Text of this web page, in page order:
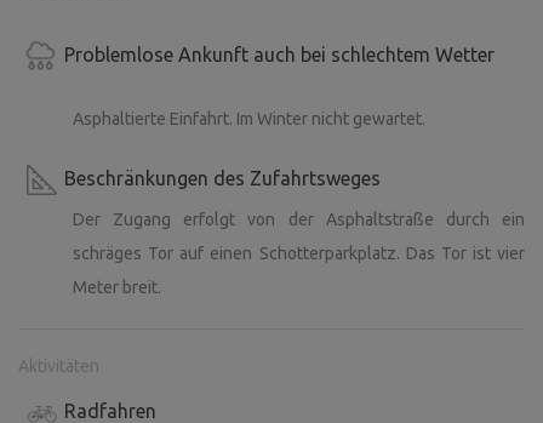
Problemlose Ankunft auch bei schlechtem Wetter
Asphaltierte Einfahrt. Im Winter nicht gewartet.
Beschränkungen des Zufahrtsweges
Der Zugang erfolgt von der Asphaltstraße durch ein
schräges Tor auf einen Schotterparkplatz. Das Tor ist vier
Meter breit.
Aktivitäten
Radfahren